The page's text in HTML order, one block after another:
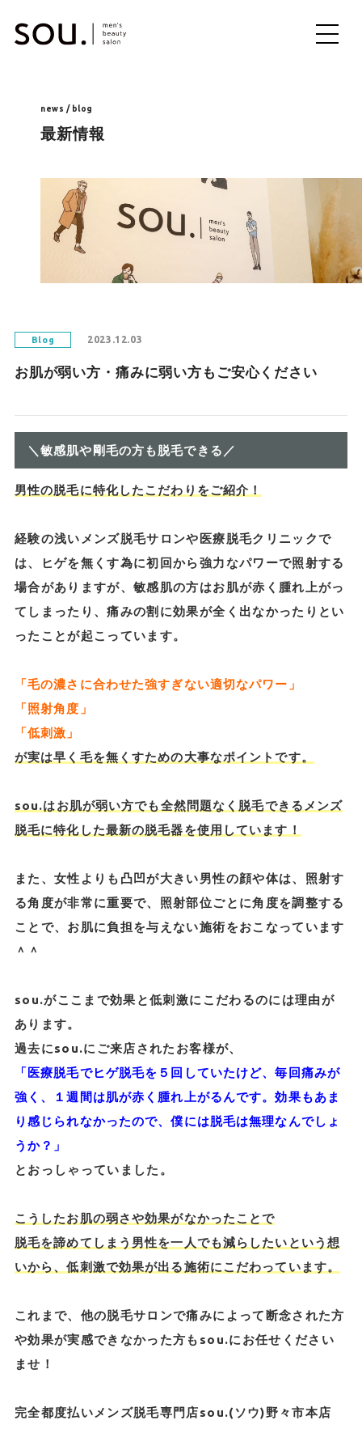
ME
news / blog
最新情報
Blog 2023.12.03
お肌が弱い方・痛みに弱い方もご安心ください
＼敏感肌や剛毛の方も脱毛できる／
男性の脱毛に特化したこだわりをご紹介！
経験の浅いメンズ脱毛サロンや医療脱毛クリニックで
は、ヒゲを無くす為に初回から強力なパワーで照射する
場合がありますが、敏感肌の方はお肌が赤く腫れ上がっ
てしまったり、痛みの割に効果が全く出なかったりとい
ったことが起こっています。
「毛の濃さに合わせた強すぎない適切なパワー」
「照射角度」
「低刺激」
が実は早く毛を無くすための大事なポイントです。
sou.はお肌が弱い方でも全然問題なく脱毛できる メンズ
脱毛に特化した最新の脱毛器を使用しています！
また、女性よりも凸凹が大きい男性の顔や体は、照射す
る角度が非常に重要で、照射部位ごとに角度を調整する
ことで、お肌に負担を与えない施術をおこなっています
＾＾
sou.がここまで効果と低刺激にこだわるのには理由が
あります。
過去にsou.にご来店されたお客様が、
「医療脱毛でヒゲ脱毛を５回していたけど、毎回痛みが
強く、１週間は肌が赤く腫れ上がるんです。効果もあま
り感じられなかったので、僕には脱毛は無理なんでしょ
うか？」
とおっしゃっていました。
こうしたお肌の弱さや効果がなかったことで
脱毛を諦めてしまう男性を一人でも減らしたいという想
いから、低刺激で効果が出る施術にこだわっています。
これまで、他の脱毛サロンで痛みによって断念された方
や効果が実感できなかった方もsou.にお任せください
ませ！
完全都度払いメンズ脱毛専門店sou.(ソウ)野々市本店